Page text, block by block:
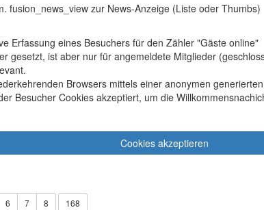
fusion_news_view zur News-Anzeige (Liste oder Thumbs)
Erfassung eines Besuchers für den Zähler "Gäste online"
gesetzt, ist aber nur für angemeldete Mitglieder
Browsers mittels einer anonymen
Besucher Cookies akzeptiert, um die
Cookies akzeptieren
6 7 8 168